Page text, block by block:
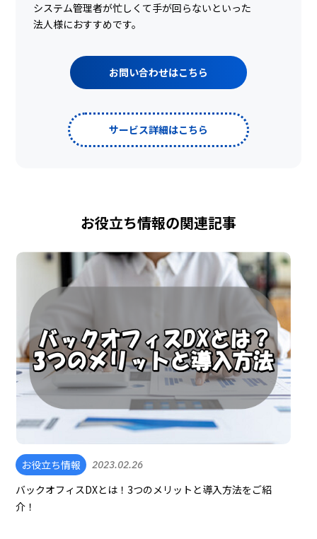
システム管理者が忙しくて手が回らないといった
法人様におすすめです。
お問い合わせはこちら
サービス詳細はこちら
お役立ち情報の関連記事
お役立ち情報 2023.02.26
バックオフィスDXとは！3つのメリットと導入方法をご紹
介！